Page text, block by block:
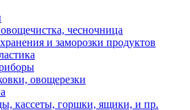
чесночница
и заморозки продуктов
овощерезки
кассеты, горшки, ящики, и пр.